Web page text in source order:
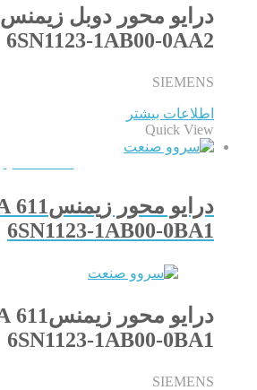
درایو محور دوبل زیمنس611 2x15A
6SN1123-1AB00-0AA2
SIEMENS
اطلاعات بیشتر
Quick View
درایو محور زیمنس611 2x25A
6SN1123-1AB00-0BA1
درایو محور زیمنس611 2x25A
6SN1123-1AB00-0BA1
SIEMENS